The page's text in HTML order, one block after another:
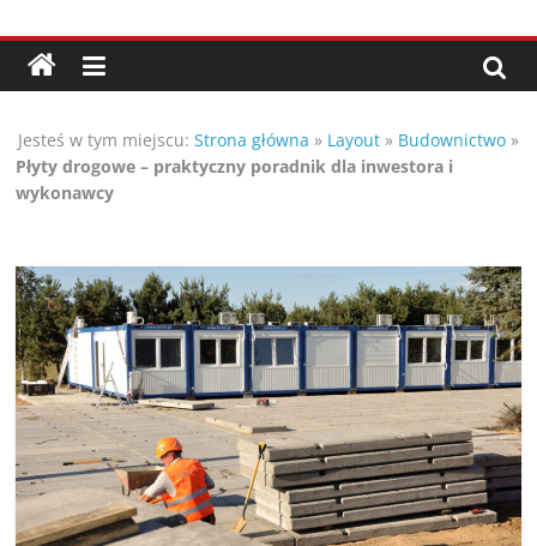
do
treści
Porady,
wskazówki
oraz
rady
–
poznaj
te
Jesteś w tym miejscu: Strona główna » Layout » Budownictwo »
Płyty drogowe – praktyczny poradnik dla inwestora i
wykonawcy